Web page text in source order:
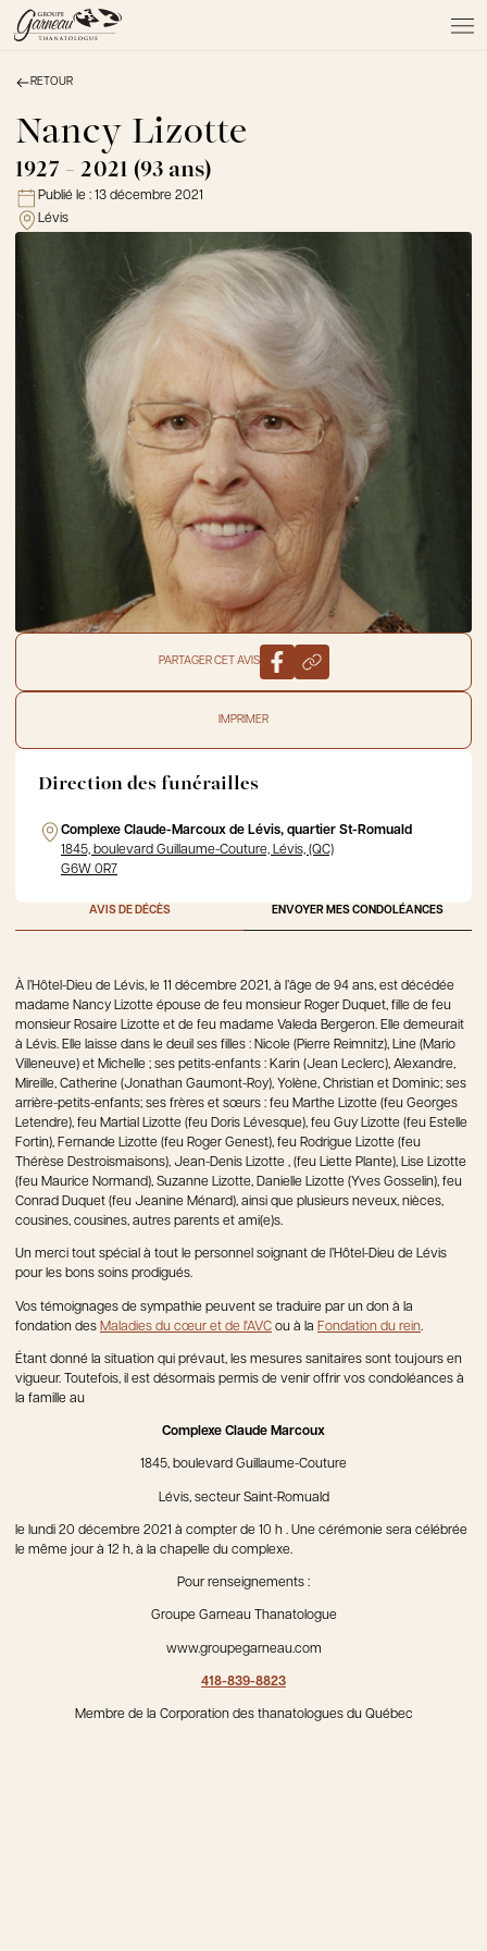
À PROPOS
NOS SERVICES
NOS PRODUITS
NOTRE ÉQUIPE
NOS SALONS
AVIS DE DÉCÈS
FAQ et mythes
Liens utiles
Témoignages
RETOUR
Nancy Lizotte
1927 - 2021 (93 ans)
Publié le : 13 décembre 2021
Lévis
PARTAGER CET AVIS
IMPRIMER
Direction des funérailles
Complexe Claude-Marcoux de Lévis, quartier St-Romuald
1845, boulevard Guillaume-Couture, Lévis, (QC)
G6W 0R7
AVIS DE DÉCÈS ENVOYER MES CONDOLÉANCES
À l’Hôtel-Dieu de Lévis, le 11 décembre 2021, à l’âge de 94 ans, est décédée
madame Nancy Lizotte épouse de feu monsieur Roger Duquet, fille de feu
monsieur Rosaire Lizotte et de feu madame Valeda Bergeron. Elle demeurait
à Lévis. Elle laisse dans le deuil ses filles : Nicole (Pierre Reimnitz), Line (Mario
Villeneuve) et Michelle ; ses petits-enfants : Karin (Jean Leclerc), Alexandre,
Mireille, Catherine (Jonathan Gaumont-Roy), Yolène, Christian et Dominic; ses
arrière-petits-enfants; ses frères et sœurs : feu Marthe Lizotte (feu Georges
Letendre), feu Martial Lizotte (feu Doris Lévesque), feu Guy Lizotte (feu Estelle
Fortin), Fernande Lizotte (feu Roger Genest), feu Rodrigue Lizotte (feu
Thérèse Destroismaisons), Jean-Denis Lizotte , (feu Liette Plante), Lise Lizotte
(feu Maurice Normand), Suzanne Lizotte, Danielle Lizotte (Yves Gosselin), feu
Conrad Duquet (feu Jeanine Ménard), ainsi que plusieurs neveux, nièces,
cousines, cousines, autres parents et ami(e)s.
Un merci tout spécial à tout le personnel soignant de l’Hôtel-Dieu de Lévis
pour les bons soins prodigués.
Vos témoignages de sympathie peuvent se traduire par un don à la
fondation des Maladies du cœur et de l'AVC ou à la Fondation du rein.
Étant donné la situation qui prévaut, les mesures sanitaires sont toujours en
vigueur. Toutefois, il est désormais permis de venir offrir vos condoléances à
la famille au
Complexe Claude Marcoux
1845, boulevard Guillaume-Couture
Lévis, secteur Saint-Romuald
le lundi 20 décembre 2021 à compter de 10 h . Une cérémonie sera célébrée
le même jour à 12 h, à la chapelle du complexe.
Pour renseignements :
Groupe Garneau Thanatologue
www.groupegarneau.com
418-839-8823
Membre de la Corporation des thanatologues du Québec